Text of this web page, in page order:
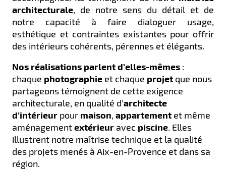
architecturale, de notre sens du détail et de
notre capacité à faire dialoguer usage,
esthétique et contraintes existantes pour offrir
des intérieurs cohérents, pérennes et élégants.
Nos réalisations parlent d’elles-mêmes :
chaque photographie et chaque projet que nous
partageons témoignent de cette exigence
architecturale, en qualité d’architecte
d’intérieur pour maison, appartement et même
aménagementextérieur avec piscine. Elles
illustrent notre maîtrise technique et la qualité
des projets menés à Aix-en-Provence et dans sa
région.